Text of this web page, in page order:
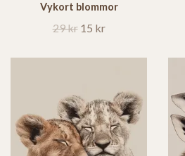
Vykort blommor
29 kr 15 kr